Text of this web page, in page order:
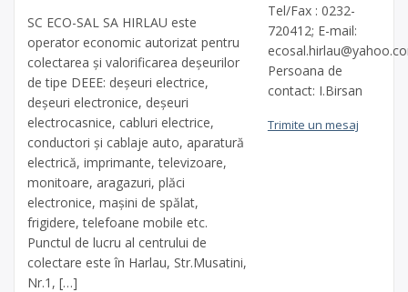
SC ECO-SAL SA HIRLAU este
operator economic autorizat pentru
colectarea și valorificarea deșeurilor
de tipe DEEE: deșeuri electrice,
deșeuri electronice, deșeuri
electrocasnice, cabluri electrice,
conductori și cablaje auto, aparatură
electrică, imprimante, televizoare,
monitoare, aragazuri, plăci
electronice, mașini de spălat,
frigidere, telefoane mobile etc.
Punctul de lucru al centrului de
colectare este în Harlau, Str.Musatini,
Nr.1, […]
Tel/Fax : 0232-
720412; E-mail:
Persoana de
contact: I.Birsan
Trimite un mesaj